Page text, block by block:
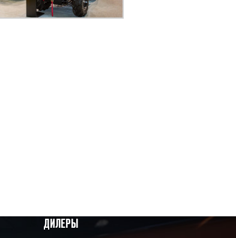
ДИЛЕРЫ